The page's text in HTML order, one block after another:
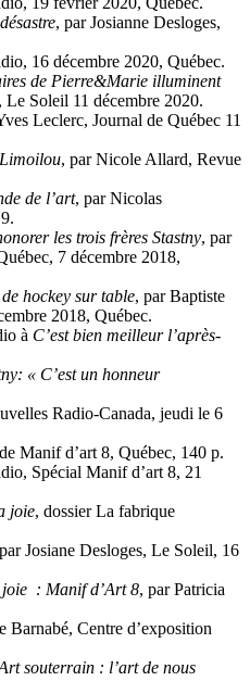
, par Josianne Desloges,
16 décembre 2020, Québec.
de Pierre&Marie illuminent
Le Soleil 11 décembre 2020.
Leclerc, Journal de Québec 11
, par Nicole Allard, Revue
de l’art, par Nicolas
les trois frères Stastny, par
7 décembre 2018,
hockey sur table, par Baptiste
2018, Québec.
à C’est bien meilleur l’après-
« C’est un honneur
Radio-Canada, jeudi le 6
Manif d’art 8, Québec, 140 p.
Spécial Manif d’art 8, 21
joie, dossier La fabrique
Josiane Desloges, Le Soleil, 16
joie : Manif d’Art 8, par Patricia
Barnabé, Centre d’exposition
souterrain : l’art de nous